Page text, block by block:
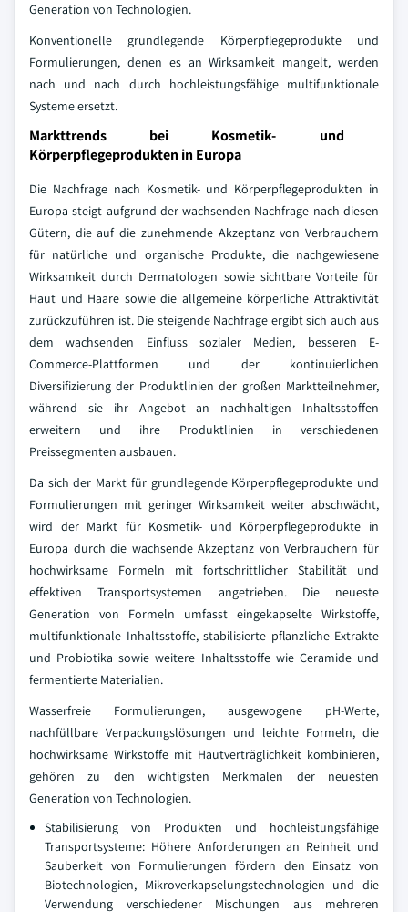
Generation von Technologien.
Konventionelle grundlegende Körperpflegeprodukte und
Formulierungen, denen es an Wirksamkeit mangelt, werden
nach und nach durch hochleistungsfähige multifunktionale
Systeme ersetzt.
Markttrends bei Kosmetik- und
Körperpflegeprodukten in Europa
Die Nachfrage nach Kosmetik- und Körperpflegeprodukten in
Europa steigt aufgrund der wachsenden Nachfrage nach diesen
Gütern, die auf die zunehmende Akzeptanz von Verbrauchern
für natürliche und organische Produkte, die nachgewiesene
Wirksamkeit durch Dermatologen sowie sichtbare Vorteile für
Haut und Haare sowie die allgemeine körperliche Attraktivität
zurückzuführen ist. Die steigende Nachfrage ergibt sich auch aus
dem wachsenden Einfluss sozialer Medien, besseren E-
Commerce-Plattformen und der kontinuierlichen
Diversifizierung der Produktlinien der großen Marktteilnehmer,
während sie ihr Angebot an nachhaltigen Inhaltsstoffen
erweitern und ihre Produktlinien in verschiedenen
Preissegmenten ausbauen.
Da sich der Markt für grundlegende Körperpflegeprodukte und
Formulierungen mit geringer Wirksamkeit weiter abschwächt,
wird der Markt für Kosmetik- und Körperpflegeprodukte in
Europa durch die wachsende Akzeptanz von Verbrauchern für
hochwirksame Formeln mit fortschrittlicher Stabilität und
effektiven Transportsystemen angetrieben. Die neueste
Generation von Formeln umfasst eingekapselte Wirkstoffe,
multifunktionale Inhaltsstoffe, stabilisierte pflanzliche Extrakte
und Probiotika sowie weitere Inhaltsstoffe wie Ceramide und
fermentierte Materialien.
Wasserfreie Formulierungen, ausgewogene pH-Werte,
nachfüllbare Verpackungslösungen und leichte Formeln, die
hochwirksame Wirkstoffe mit Hautverträglichkeit kombinieren,
gehören zu den wichtigsten Merkmalen der neuesten
Generation von Technologien.
Stabilisierung von Produkten und hochleistungsfähige
Transportsysteme: Höhere Anforderungen an Reinheit und
Sauberkeit von Formulierungen fördern den Einsatz von
Biotechnologien, Mikroverkapselungstechnologien und die
Verwendung verschiedener Mischungen aus mehreren